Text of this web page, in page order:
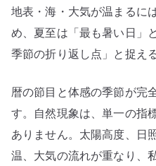
地表・海・大気が温まるに
め、夏至は「最も暑い日」
季節の折り返し点」と捉え
暦の節目と体感の季節が完
す。自然現象は、単一の指
ありません。太陽高度、日
温、大気の流れが重なり、